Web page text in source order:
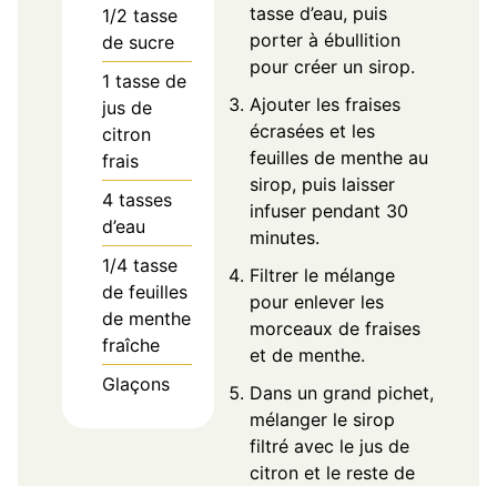
1/2 tasse
de sucre
1 tasse de
jus de
citron
frais
4 tasses
d’eau
1/4 tasse
de feuilles
de menthe
fraîche
Glaçons
tasse d’eau, puis
porter à ébullition
pour créer un sirop.
Ajouter les fraises
écrasées et les
feuilles de menthe au
sirop, puis laisser
infuser pendant 30
minutes.
Filtrer le mélange
pour enlever les
morceaux de fraises
et de menthe.
Dans un grand pichet,
mélanger le sirop
filtré avec le jus de
citron et le reste de